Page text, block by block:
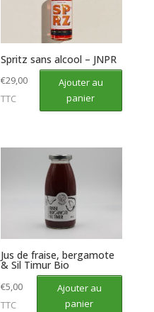
Spritz sans alcool – JNPR
€29,00
TTC
Ajouter au
panier
Jus de fraise, bergamote
& Sil Timur Bio
€5,00
TTC
Ajouter au
panier